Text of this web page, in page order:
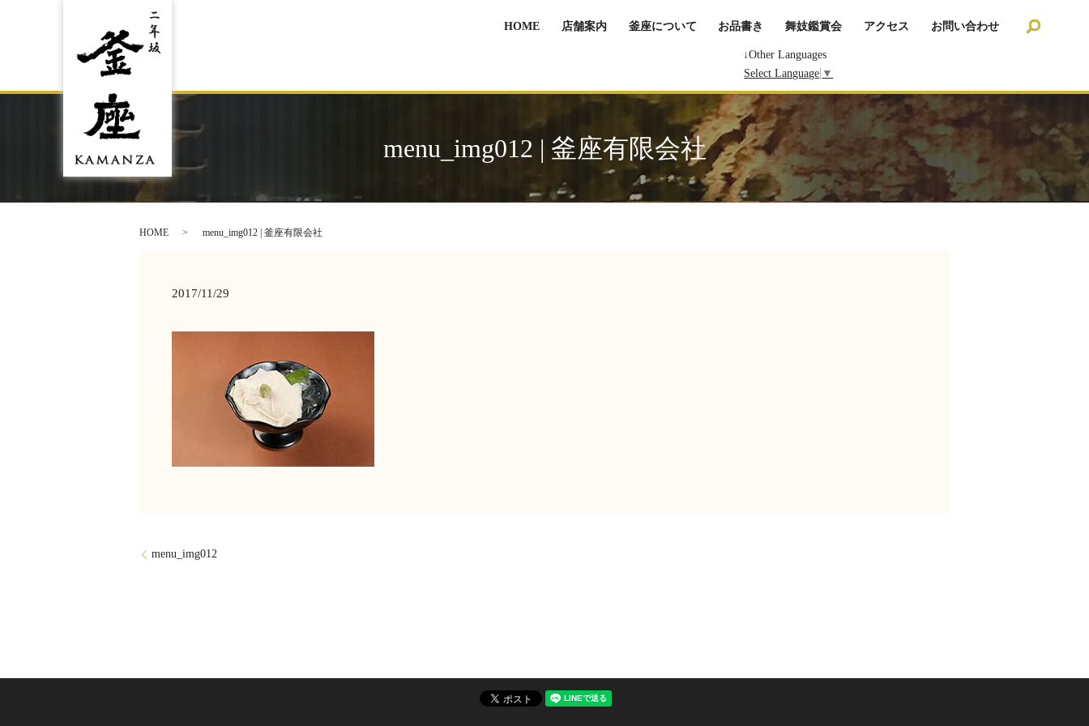
↓Other Languages
Select Language ▼
HOME 店舗案内 釜座について お品書き 舞妓鑑賞会 アクセス お問い合わせ
menu_img012 | 釜座有限会社
HOME menu_img012 | 釜座有限会社
2017/11/29
menu_img012